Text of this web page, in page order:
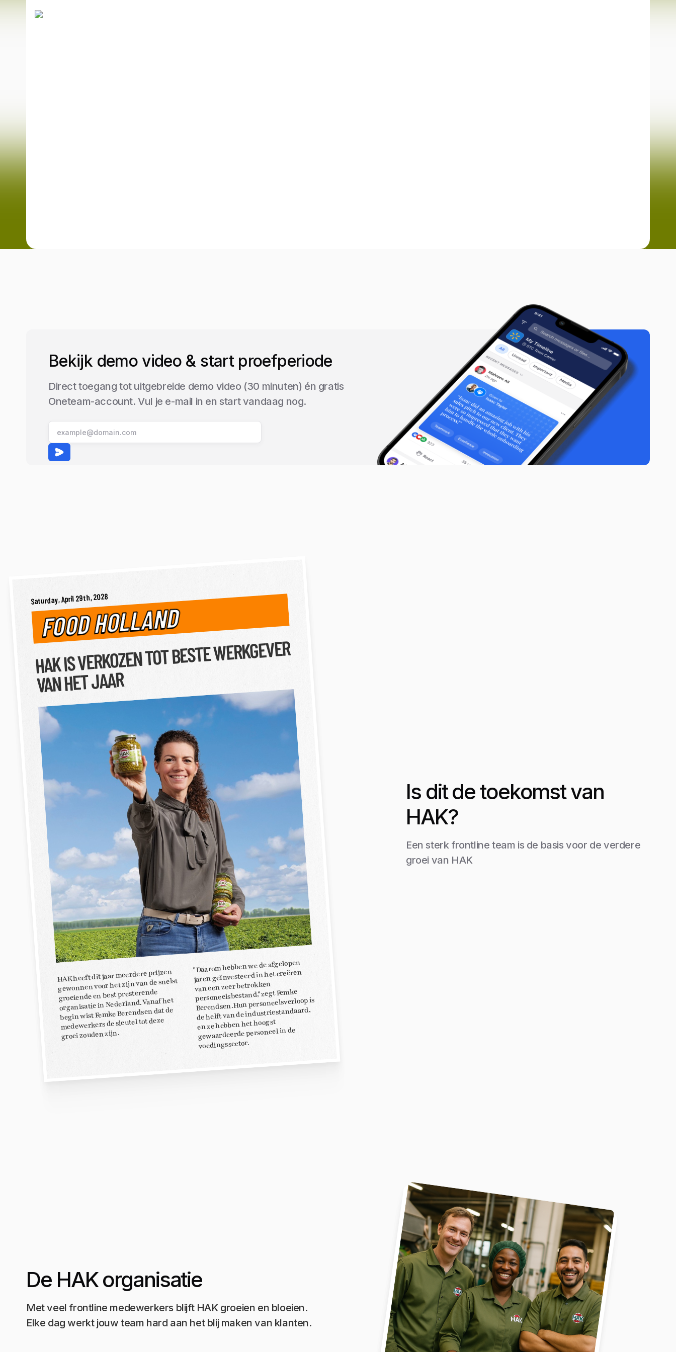
Bekijk demo video & start proefperiode
Direct toegang tot uitgebreide demo video (30 minuten) én gratis
Oneteam-account. Vul je e-mail in en start vandaag nog.
Saturday, April 29th, 2028
FOOD HOLLAND
HAK IS VERKOZEN TOT BESTE WERKGEVER
VAN HET JAAR
HAK heeft dit jaar meerdere prijzen
gewonnen voor het zijn van de snelst
groeiende en best presterende
organisatie in Nederland. Vanaf het
begin wist Femke Berendsen dat de
medewerkers de sleutel tot deze
groei zouden zijn.
"Daarom hebben we de afgelopen
jaren geïnvesteerd in het creëren
van een zeer betrokken
personeelsbestand,"zegt Femke
Berendsen. Hun personeelsverloop is
de helft van de industriestandaard,
en ze hebben het hoogst
gewaardeerde personeel in de
voedingssector.
Is dit de toekomst van
HAK?
Een sterk frontline team is de basis voor de verdere
groei van HAK
De HAK organisatie
Met veel frontline medewerkers blijft HAK groeien en bloeien.
Elke dag werkt jouw team hard aan het blij maken van klanten.